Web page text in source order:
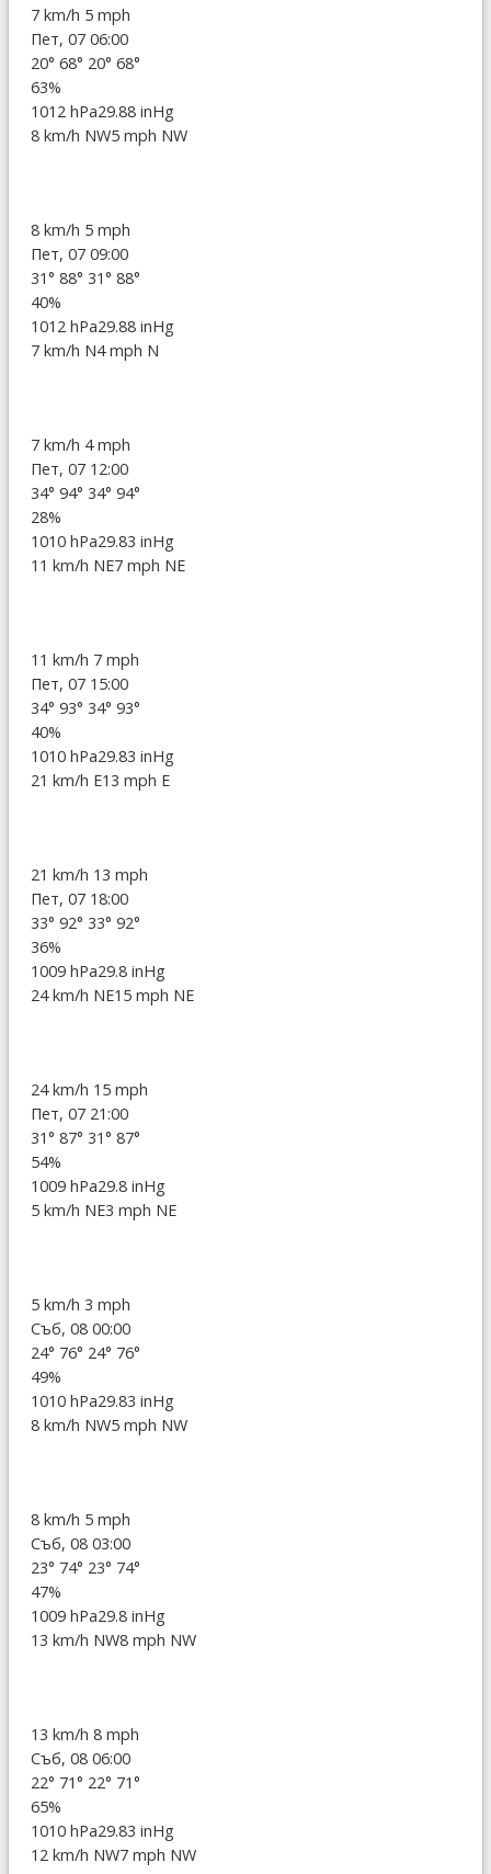
7 km/h 5 mph
Пет, 07 06:00
20° 68° 20° 68°
63%
1012 hPa29.88 inHg
8 km/h NW5 mph NW
8 km/h 5 mph
Пет, 07 09:00
31° 88° 31° 88°
40%
1012 hPa29.88 inHg
7 km/h N4 mph N
7 km/h 4 mph
Пет, 07 12:00
34° 94° 34° 94°
28%
1010 hPa29.83 inHg
11 km/h NE7 mph NE
11 km/h 7 mph
Пет, 07 15:00
34° 93° 34° 93°
40%
1010 hPa29.83 inHg
21 km/h E13 mph E
21 km/h 13 mph
Пет, 07 18:00
33° 92° 33° 92°
36%
1009 hPa29.8 inHg
24 km/h NE15 mph NE
24 km/h 15 mph
Пет, 07 21:00
31° 87° 31° 87°
54%
1009 hPa29.8 inHg
5 km/h NE3 mph NE
5 km/h 3 mph
Съб, 08 00:00
24° 76° 24° 76°
49%
1010 hPa29.83 inHg
8 km/h NW5 mph NW
8 km/h 5 mph
Съб, 08 03:00
23° 74° 23° 74°
47%
1009 hPa29.8 inHg
13 km/h NW8 mph NW
13 km/h 8 mph
Съб, 08 06:00
22° 71° 22° 71°
65%
1010 hPa29.83 inHg
12 km/h NW7 mph NW